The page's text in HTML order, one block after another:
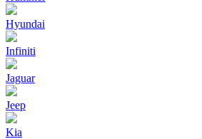
Hyundai
Infiniti
Jaguar
Jeep
Kia